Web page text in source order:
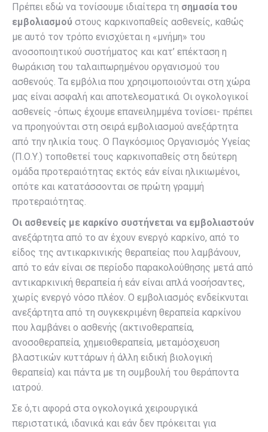
Πρέπει εδώ να τονίσουμε ιδιαίτερα τη σημασία του
εμβολιασμού στους καρκινοπαθείς ασθενείς, καθώς
με αυτό τον τρόπο ενισχύεται η «μνήμη» του
ανοσοποιητικού συστήματος και κατ’ επέκταση η
θωράκιση του ταλαιπωρημένου οργανισμού του
ασθενούς. Τα εμβόλια που χρησιμοποιούνται στη χώρα
μας είναι ασφαλή και αποτελεσματικά. Οι ογκολογικοί
ασθενείς -όπως έχουμε επανειλημμένα τονίσει- πρέπει
να προηγούνται στη σειρά εμβολιασμού ανεξάρτητα
από την ηλικία τους. Ο Παγκόσμιος Οργανισμός Υγείας
(Π.Ο.Υ.) τοποθετεί τους καρκινοπαθείς στη δεύτερη
ομάδα προτεραιότητας εκτός εάν είναι ηλικιωμένοι,
οπότε και κατατάσσονται σε πρώτη γραμμή
προτεραιότητας.
Οι ασθενείς με καρκίνο συστήνεται να εμβολιαστούν
ανεξάρτητα από το αν έχουν ενεργό καρκίνο, από το
είδος της αντικαρκινικής θεραπείας που λαμβάνουν,
από το εάν είναι σε περίοδο παρακολούθησης μετά από
αντικαρκινική θεραπεία ή εάν είναι απλά νοσήσαντες,
χωρίς ενεργό νόσο πλέον. Ο εμβολιασμός ενδείκνυται
ανεξάρτητα από τη συγκεκριμένη θεραπεία καρκίνου
που λαμβάνει ο ασθενής (ακτινοθεραπεία,
ανοσοθεραπεία, χημειοθεραπεία, μεταμόσχευση
βλαστικών κυττάρων ή άλλη ειδική βιολογική
θεραπεία) και πάντα με τη συμβουλή του θεράποντα
ιατρού.
Σε ό,τι αφορά στα ογκολογικά χειρουργικά
περιστατικά, ιδανικά και εάν δεν πρόκειται για